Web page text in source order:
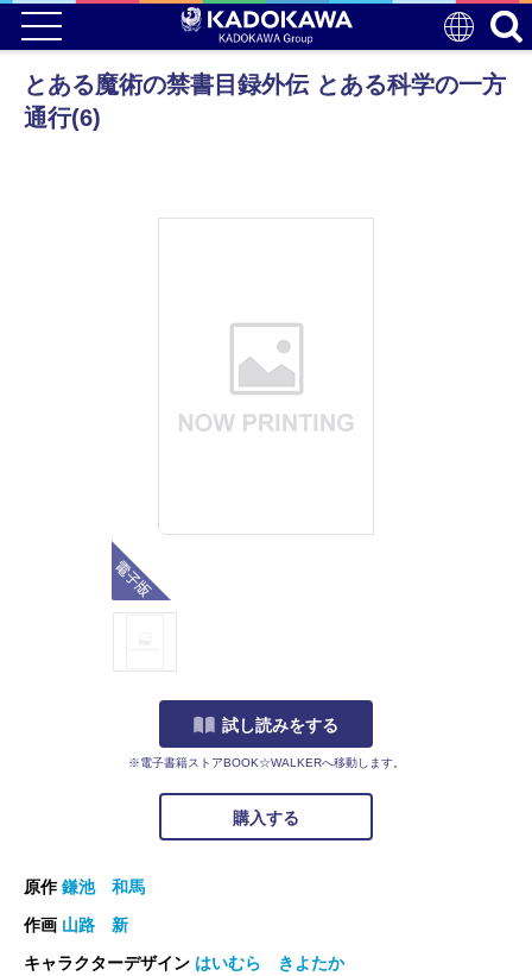
とある魔術の禁書目録外伝 とある科学の一方
通行(6)
試し読みをする
※電子書籍ストアBOOK☆WALKERへ移動します。
購入する
原作鎌池 和馬
作画 山路 新
キャラクターデザイン はいむら きよたか